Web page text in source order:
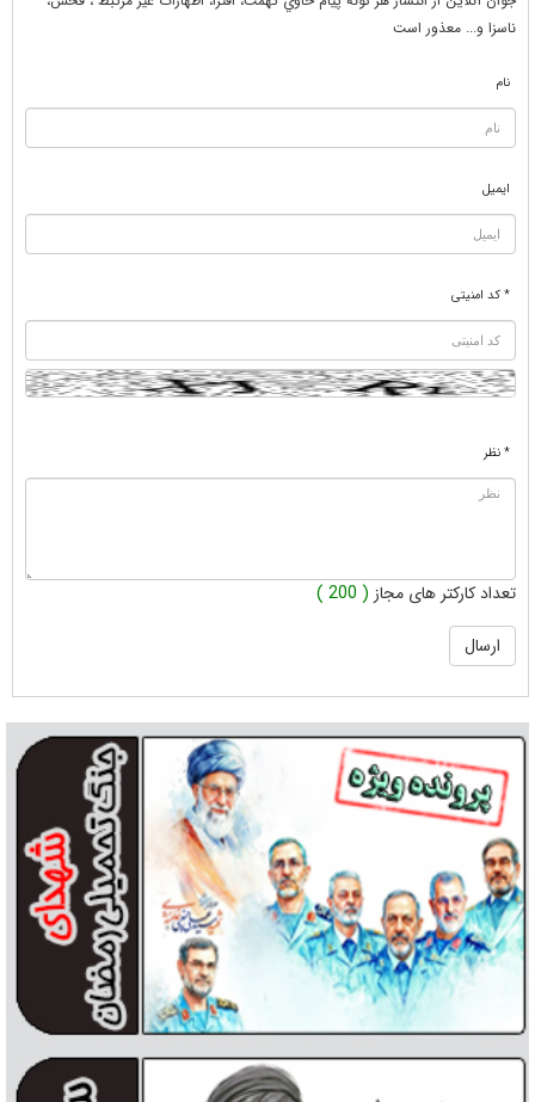
ناسزا و... معذور است
نام
ایمیل
* کد امنیتی
* نظر
تعداد کارکتر های مجاز ( 200 )